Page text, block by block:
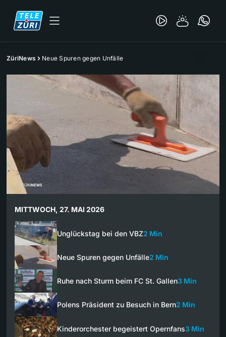
ZüriNews Neue Spuren gegen Unfälle
MITTWOCH, 27. MAI 2026
Unglückstag bei den VBZ2 Min
Neue Spuren gegen Unfälle2 Min
Ruhe nach Sturm beim FC St. Gallen3 Min
Polens Präsident zu Besuch in Bern2 Min
Kinderorchester begeistert Opernfans3 Min